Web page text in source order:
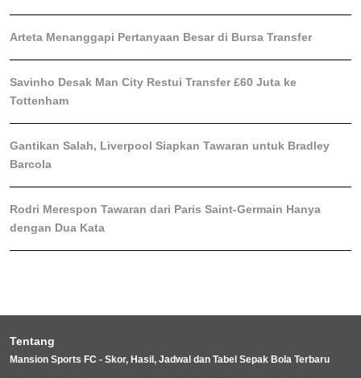
Arteta Menanggapi Pertanyaan Besar di Bursa Transfer
Savinho Desak Man City Restui Transfer £60 Juta ke
Tottenham
Gantikan Salah, Liverpool Siapkan Tawaran untuk Bradley
Barcola
Rodri Merespon Tawaran dari Paris Saint-Germain Hanya
dengan Dua Kata
Tentang
Mansion Sports FC - Skor, Hasil, Jadwal dan Tabel Sepak Bola Terbaru